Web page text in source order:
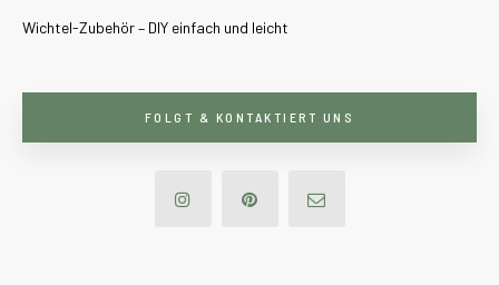
Wichtel-Zubehör – DIY einfach und leicht
FOLGT & KONTAKTIERT UNS